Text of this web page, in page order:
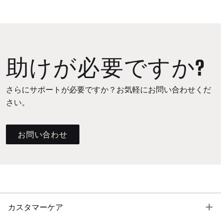
助けが必要ですか?
さらにサポートが必要ですか？お気軽にお問い合わせくだ
さい。
お問い合わせ
カスタマーケア